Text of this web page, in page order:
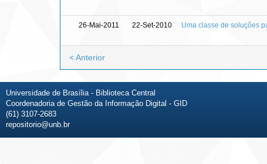
26-Mai-2011 22-Set-2010 Uma classe de soluções
< Anterior
Universidade de Brasília - Biblioteca Central
Coordenadoria de Gestão da Informação Digital - GID
(61) 3107-2683
repositorio@unb.br